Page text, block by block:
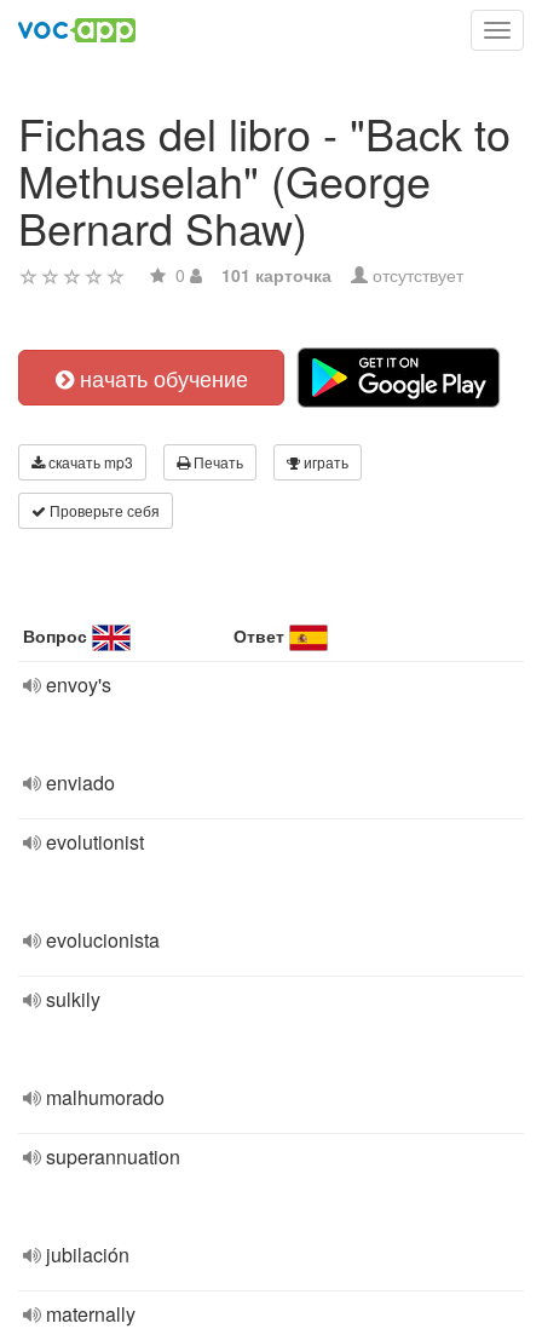
Fichas del libro - "Back to
Methuselah" (George
Bernard Shaw)
0 101 карточка отсутствует
начать обучение
скачать mp3 Печать играть
Проверьте себя
Вопрос Ответ
envoy's
enviado
evolutionist
evolucionista
sulkily
malhumorado
superannuation
jubilación
maternally